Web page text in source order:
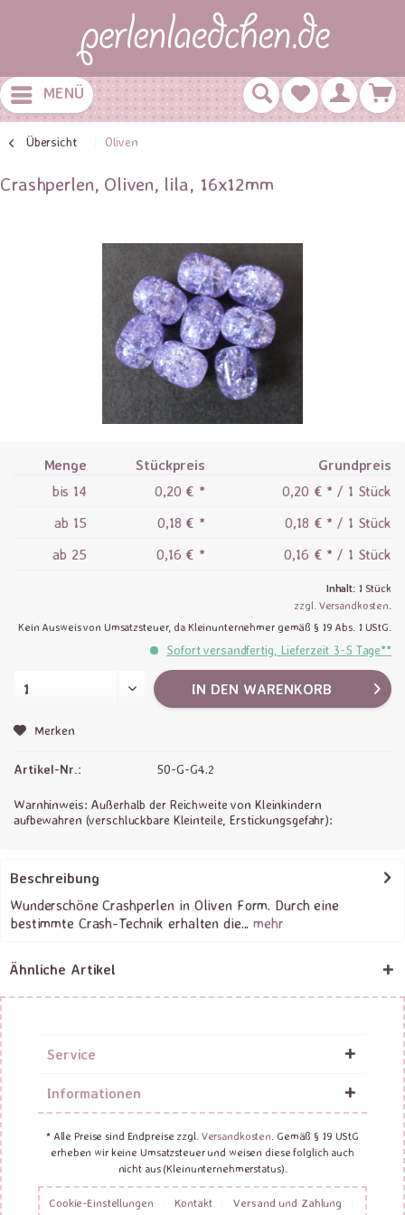
MENÜ
Übersicht Oliven
Crashperlen, Oliven, lila, 16x12mm
Menge Stückpreis
Grundpreis
bis 14 0,20 € *
0,20 € * / 1 Stück
ab 15 0,18 € *
0,18 € * / 1 Stück
ab 25 0,16 € * 0,16 € * / 1 Stück
Inhalt: 1 Stück
zzgl. Versandkosten.
Kein Ausweis von Umsatzsteuer, da Kleinunternehmer gemäß § 19 Abs. 1 UStG.
Sofort versandfertig, Lieferzeit 3-5 Tage**
IN DEN WARENKORB
Merken
Artikel-Nr.: 50-G-G4.2
Warnhinweis: Außerhalb der Reichweite von Kleinkindern
aufbewahren (verschluckbare Kleinteile, Erstickungsgefahr):
Beschreibung
Wunderschöne Crashperlen in Oliven Form. Durch eine
bestimmte Crash-Technik erhalten die... mehr
Ähnliche Artikel
Service
Informationen
* Alle Preise sind Endpreise zzgl. Versandkosten. Gemäß § 19 UStG
erheben wir keine Umsatzsteuer und weisen diese folglich auch
nicht aus (Kleinunternehmerstatus).
Cookie-Einstellungen Kontakt Versand und Zahlung